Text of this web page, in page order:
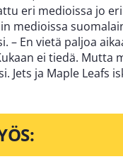
eri medioissa jo
medioissa
– En vietä paljoa
ei tiedä. Mutta
Jets ja Maple Leafs